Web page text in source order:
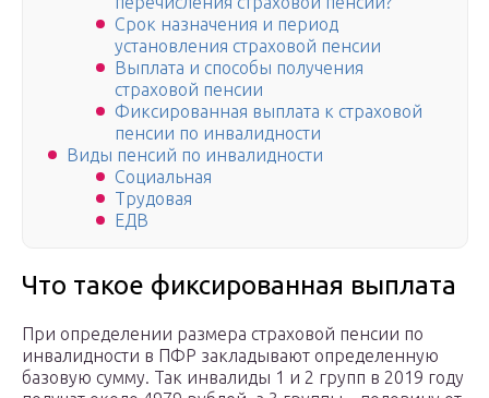
Срок назначения и период
установления страховой пенсии
Выплата и способы получения
страховой пенсии
Фиксированная выплата к страховой
пенсии по инвалидности
Виды пенсий по инвалидности
Социальная
Трудовая
ЕДВ
Что такое фиксированная выплата
При определении размера страховой пенсии по
инвалидности в ПФР закладывают определенную
базовую сумму. Так инвалиды 1 и 2 групп в 2019 году